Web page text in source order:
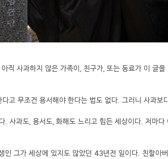
사과하지 않은 가족이, 친구가, 또는 동료가 이 글
고 무조건 용서해야 한다는 법도 없다. 그러니 사과보
사과도, 용서도, 화해도 느리고 힘든 세상이다. 저마
그가 세상에 있지도 않았던 43년전 일이다. 친할아